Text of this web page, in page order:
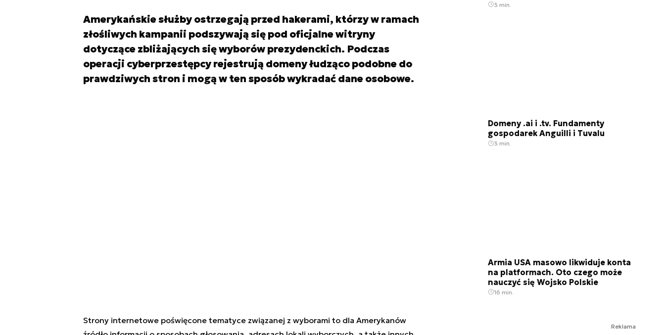
Amerykańskie służby ostrzegają przed hakerami, którzy w ramach
złośliwych kampanii podszywają się pod oficjalne witryny
dotyczące zbliżających się wyborów prezydenckich. Podczas
operacji cyberprzestępcy rejestrują domeny łudząco podobne do
prawdziwych stron i mogą w ten sposób wykradać dane osobowe.
Strony internetowe poświęcone tematyce związanej z wyborami to dla Amerykanów
3 min.
Domeny .ai i .tv. Fundamenty
gospodarek Anguilli i Tuvalu
3 min.
Armia USA masowo likwiduje konta
na platformach. Oto czego może
nauczyć się Wojsko Polskie
16 min.
Reklama